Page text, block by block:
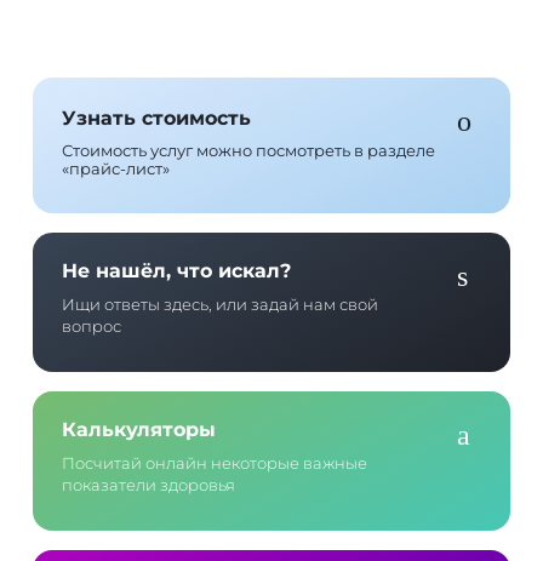
Узнать стоимость
Стоимость услуг можно посмотреть в разделе
«прайс-лист»
Не нашёл, что искал?
Ищи ответы здесь, или задай нам свой
вопрос
Калькуляторы
Посчитай онлайн некоторые важные
показатели здоровья